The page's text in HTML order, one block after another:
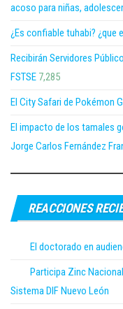
acoso para niñas,
¿Es confiable tuhabi?
Recibirán Servidores
FSTSE 7,285
El City Safari de Pokémon
El impacto de los tamales
Jorge Carlos Fernández
REACCIONES
El doctorado en
Participa Zinc
Sistema DIF Nuevo León